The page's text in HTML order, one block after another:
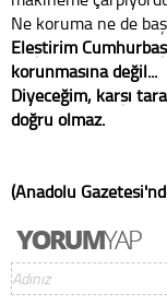
Ne koruma ne de
Eleştirim
korunmasına değil...
Diyeceğim, karşı
doğru olmaz.
(Anadolu